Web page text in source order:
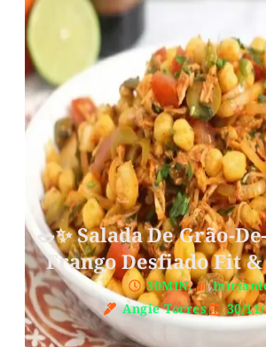
🥗✨ Salada De Grão-
Frango Desfiado Fit
30MIN.
Angie Torres
30/